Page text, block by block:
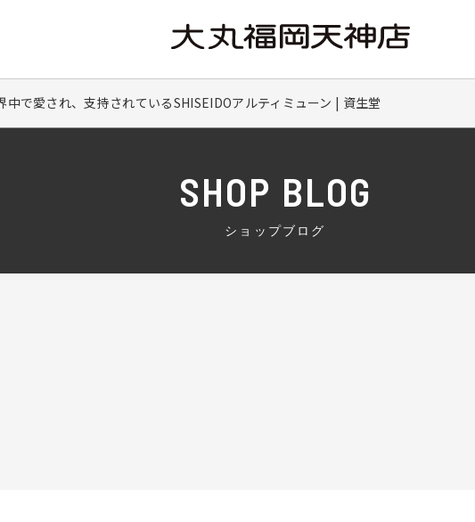
中で愛され、支持されているSHISEIDOアルティミューン | 資生堂
SHOP BLOG
ショップブログ